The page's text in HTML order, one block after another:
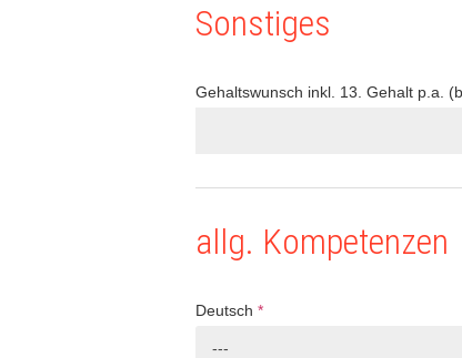
Sonstiges
Gehaltswunsch inkl. 13. Gehalt p.a.
allg. Kompetenzen
Deutsch *
---